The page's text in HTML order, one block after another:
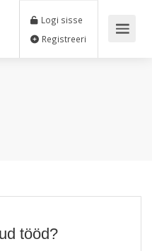
Logi sisse
Registreeri
tööd?